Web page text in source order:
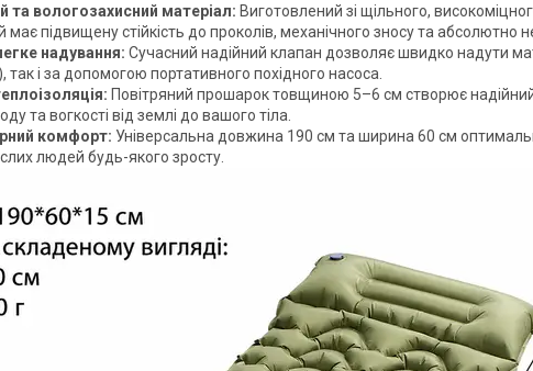
та вологозахисний матеріал: Виготовлений зі щільного,
має підвищену стійкість до проколів, механічного зносу та абсолютно
надування: Сучасний надійний клапан дозволяє швидко надути
так і за допомогою портативного похідного насоса.
Повітряний прошарок товщиною 5–6 см створює
та вогкості від землі до вашого тіла.
комфорт: Універсальна довжина 190 см та ширина 60 см
людей будь-якого зросту.